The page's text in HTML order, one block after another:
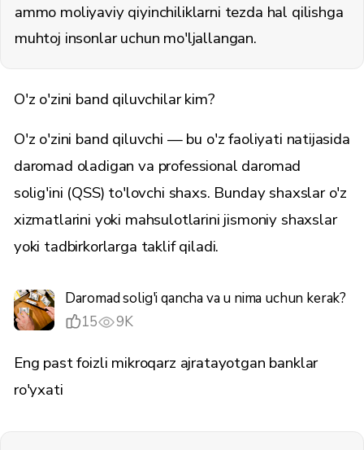
ammo moliyaviy qiyinchiliklarni tezda hal qilishga
muhtoj insonlar uchun mo'ljallangan.
O'z o'zini band qiluvchilar kim?
O'z o'zini band qiluvchi — bu o'z faoliyati natijasida
daromad oladigan va professional daromad
solig'ini (QSS) to'lovchi shaxs. Bunday shaxslar o'z
xizmatlarini yoki mahsulotlarini jismoniy shaxslar
yoki tadbirkorlarga taklif qiladi.
Daromad solig'i qancha va u nima uchun kerak?
15
9K
Eng past foizli mikroqarz ajratayotgan banklar
ro'yxati